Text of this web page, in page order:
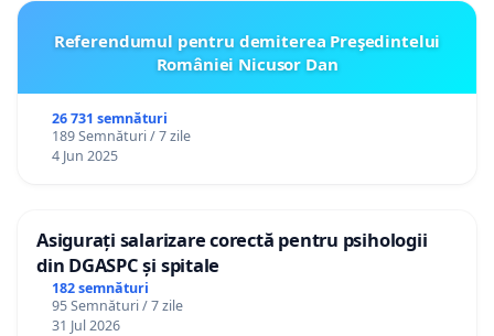
Referendumul pentru demiterea Preşedintelui
României Nicusor Dan
26 731 semnături
189 Semnături / 7 zile
4 Jun 2025
Asigurați salarizare corectă pentru psihologii
din DGASPC și spitale
182 semnături
95 Semnături / 7 zile
31 Jul 2026